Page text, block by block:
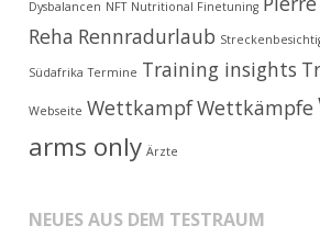
Dysbalancen NFT Nutritional Finetuning
Reha Rennradurlaub
Südafrika Termine Training insights
Webseite WettkampfWettkämpfe
arms only Ärzte
NEUES AUS DEM TESTRAUM